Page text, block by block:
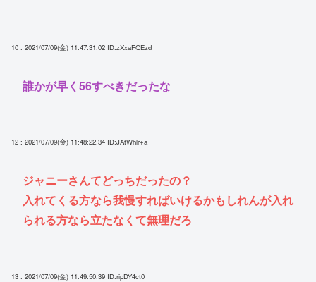
10 : 2021/07/09(金) 11:47:31.02 ID:zXxaFQEzd
誰かが早く56すべきだったな
12 : 2021/07/09(金) 11:48:22.34 ID:JAtWhlr+a
ジャニーさんてどっちだったの？
入れてくる方なら我慢すればいけるかもしれんが入れ
られる方なら立たなくて無理だろ
13 : 2021/07/09(金) 11:49:50.39 ID:ripDY4ct0